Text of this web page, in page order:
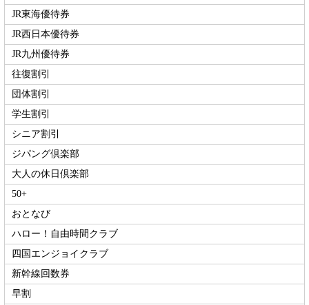
JR東海優待券
JR西日本優待券
JR九州優待券
往復割引
団体割引
学生割引
シニア割引
ジパング倶楽部
大人の休日倶楽部
50+
おとなび
ハロー！自由時間クラブ
四国エンジョイクラブ
新幹線回数券
早割